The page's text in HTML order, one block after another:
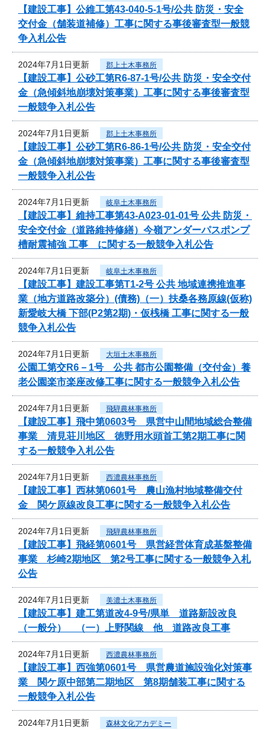
【建設工事】公維工第43-040-5-1号/公共 防災・安全
交付金（舗装道補修）工事に関する事後審査型一般競
争入札公告
2024年7月1日更新 郡上土木事務所
【建設工事】公砂工第R6-87-1号/公共 防災・安全交付
金（急傾斜地崩壊対策事業）工事に関する事後審査型
一般競争入札公告
2024年7月1日更新 郡上土木事務所
【建設工事】公砂工第R6-86-1号/公共 防災・安全交付
金（急傾斜地崩壊対策事業）工事に関する事後審査型
一般競争入札公告
2024年7月1日更新 岐阜土木事務所
【建設工事】維持工事第43-A023-01-01号 公共 防災・
安全交付金（道路維持修繕）今嶺アンダーパスポンプ
槽耐震補強 工事 に関する一般競争入札公告
2024年7月1日更新 岐阜土木事務所
【建設工事】建設工事第T1-2号 公共 地域連携推進事
業（地方道路改築分）(債務)（一）扶桑各務原線(仮称)
新愛岐大橋 下部(P2第2期)・仮桟橋 工事に関する一般
競争入札公告
2024年7月1日更新 大垣土木事務所
公園工第交R6－1号 公共 都市公園整備（交付金）養
老公園楽市楽座改修工事に関する一般競争入札公告
2024年7月1日更新 飛騨農林事務所
【建設工事】飛中第0603号 県営中山間地域総合整備
事業 清見荘川地区 徳野用水頭首工第2期工事に関
する一般競争入札公告
2024年7月1日更新 西濃農林事務所
【建設工事】西林第0601号 農山漁村地域整備交付
金 関ケ原線改良工事に関する一般競争入札公告
2024年7月1日更新 飛騨農林事務所
【建設工事】飛経第0601号 県営経営体育成基盤整備
事業 杉崎2期地区 第2号工事に関する一般競争入札
公告
2024年7月1日更新 美濃土木事務所
【建設工事】建工第道改4-9号/県単 道路新設改良
（一般分） （一）上野関線 他 道路改良工事
2024年7月1日更新 西濃農林事務所
【建設工事】西強第0601号 県営農道施設強化対策事
業 関ケ原中部第二期地区 第8期舗装工事に関する
一般競争入札公告
2024年7月1日更新 森林文化アカデミー